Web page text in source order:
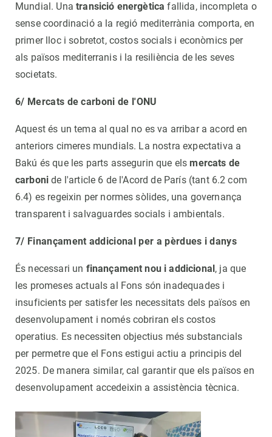
Mundial. Unatransició energètica fallida, incompleta o
sense coordinació a la regió mediterrània comporta, en
primer lloc i sobretot, costos socials i econòmics per
als països mediterranis i la resiliència de les seves
societats.
6/ Mercats de carboni de l'ONU
Aquest és un tema al qual no es va arribar a acord en
anteriors cimeres mundials. La nostra expectativa a
Bakú és que les parts assegurin que elsmercats de
carboni de l'article 6 de l'Acord de París (tant 6.2 com
6.4) es regeixin per normes sòlides, una governança
transparent i salvaguardes socials i ambientals.
7/ Finançament addicional per a pèrdues i danys
És necessari un finançament nou i addicional , ja que
les promeses actuals al Fons són inadequades i
insuficients per satisfer les necessitats dels països en
desenvolupament i només cobriran els costos
operatius. Es necessiten objectius més substancials
per permetre que el Fons estigui actiu a principis del
2025. De manera similar, cal garantir que els països en
desenvolupament accedeixin a assistència tècnica.